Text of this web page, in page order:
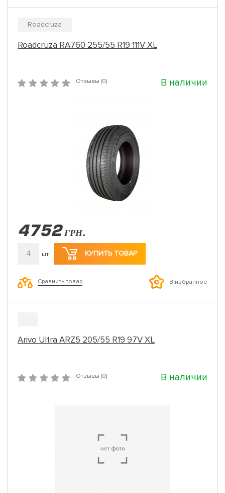
Roadcruza
Roadcruza RA760 255/55 R19 111V XL
Отзывы (0) В наличии
4752 ГРН.
4 шт КУПИТЬ ТОВАР
Сравнить товар В избранное
Arivo Ultra ARZ5 205/55 R19 97V XL
Отзывы (0) В наличии